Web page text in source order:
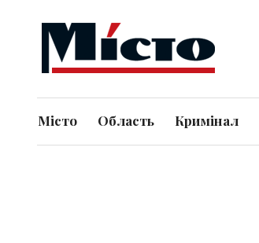
Місто Область Кримінал